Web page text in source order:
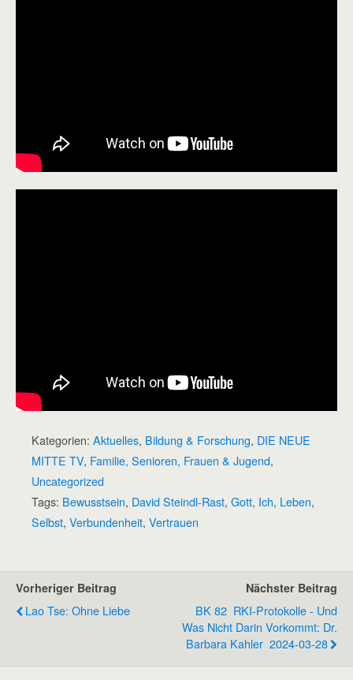
Kategorien: Aktuelles, Bildung & Forschung, DIE NEUE
MITTE TV, Familie, Senioren, Frauen & Jugend,
Uncategorized
Tags: Bewusstsein, David Steindl-Rast, Gott, Ich, Leben,
Selbst, Verbundenheit, Vertrauen
Vorheriger Beitrag
Lao Tse: Ohne Liebe
Nächster Beitrag
BK 82 RKI-Protokolle - Und
Was Nicht Darin Vorkommt: Dr.
Barbara Kahler 2024-03-28